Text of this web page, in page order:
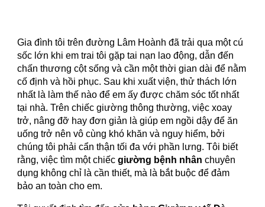
Gia đình tôi trên đường Lâm Hoành đã trải qua một cú
sốc lớn khi em trai tôi gặp tai nạn lao động, dẫn đến
chấn thương cột sống và cần một thời gian dài để nằm
cố định và hồi phục. Sau khi xuất viện, thử thách lớn
nhất là làm thế nào để em ấy được chăm sóc tốt nhất
tại nhà. Trên chiếc giường thông thường, việc xoay
trở, nâng đỡ hay đơn giản là giúp em ngồi dậy để ăn
uống trở nên vô cùng khó khăn và nguy hiểm, bởi
chúng tôi phải cẩn thận tối đa với phần lưng. Tôi biết
rằng, việc tìm một chiếcgiường bệnh nhân chuyên
dụng không chỉ là cần thiết, mà là bắt buộc để đảm
bảo an toàn cho em.